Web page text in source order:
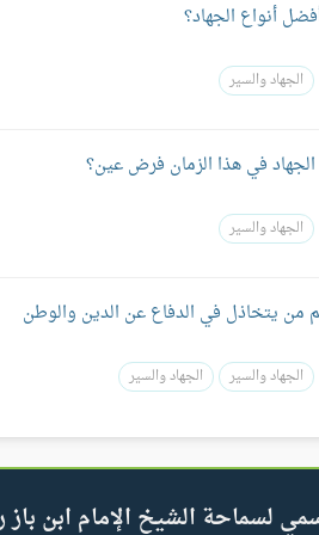
أنواع الجهاد؟
الجهاد والسير
في هذا الزمان فرض عين؟
الجهاد والسير
من يتخاذل في الدفاع عن الدين والوطن
الجهاد والسير الجهاد والسير
لسماحة الشيخ الإمام ابن باز